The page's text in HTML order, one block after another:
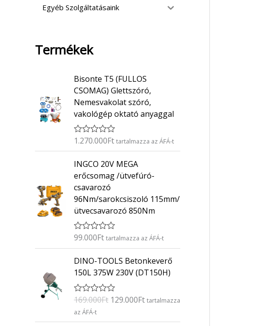
Egyéb Szolgáltatásaink
Termékek
Bisonte T5 (FULLOS
CSOMAG) Glettszóró,
Nemesvakolat szóró,
vakológép oktató anyaggal
É
é
e
l
é
s
:
/
5
1.270.000Ft tartalmazza az ÁFÁ-t
INGCO 20V MEGA
erőcsomag /ütvefúró-
csavarozó
96Nm/sarokcsiszoló 115mm/
ütvecsavarozó 850Nm
É
é
k
e
é
s
0
/
99.000Ft tartalmazza az ÁFÁ-t
DINO-TOOLS Betonkeverő
150L 375W 230V (DT150H)
É
t
é
169.000Ft
O
r
g
129.000Ft
C
u
etartalmazza
az ÁFÁ-t